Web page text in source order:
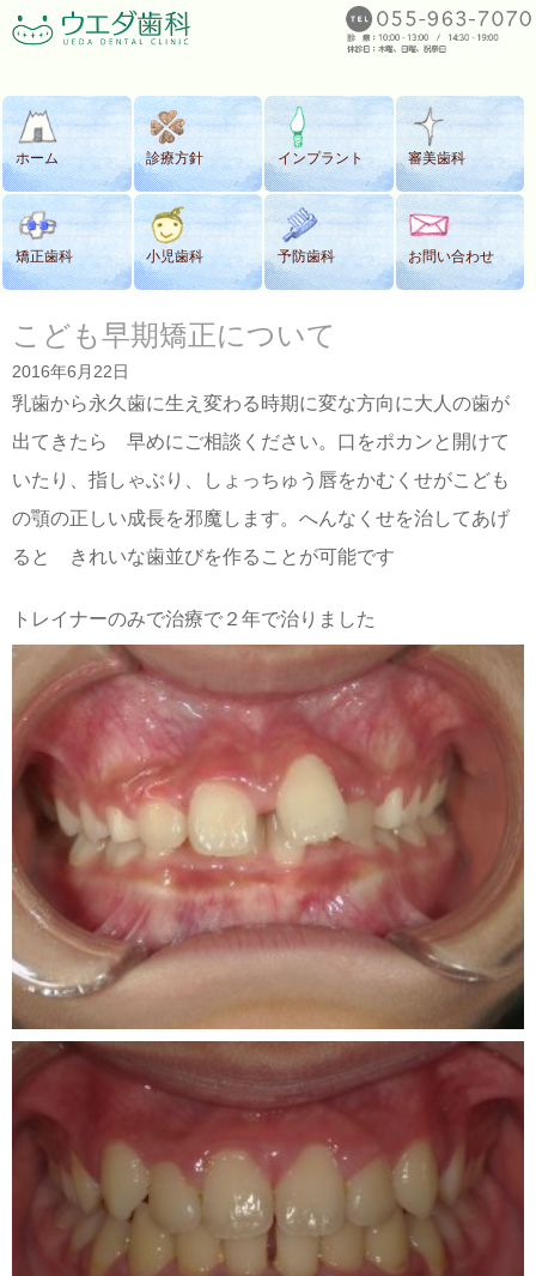
ホーム 診療方針 インプラント 審美歯科
矯正歯科 小児歯科 予防歯科 お問い合わせ
こども早期矯正について
2016年6月22日
乳歯から永久歯に生え変わる時期に変な方向に大人の歯が
出てきたら 早めにご相談ください。口をポカンと開けて
いたり、指しゃぶり、しょっちゅう唇をかむくせがこども
の顎の正しい成長を邪魔します。へんなくせを治してあげ
ると きれいな歯並びを作ることが可能です
トレイナーのみで治療で２年で治りました